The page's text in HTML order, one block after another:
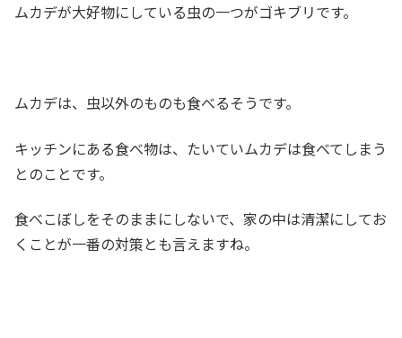
ムカデが大好物にしている虫の一つがゴキブリです。
ムカデは、虫以外のものも食べるそうです。
キッチンにある食べ物は、たいていムカデは食べてしまう
とのことです。
食べこぼしをそのままにしないで、家の中は清潔にしてお
くことが一番の対策とも言えますね。